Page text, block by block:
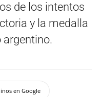
de los intentos
y la medalla
argentino.
en Google